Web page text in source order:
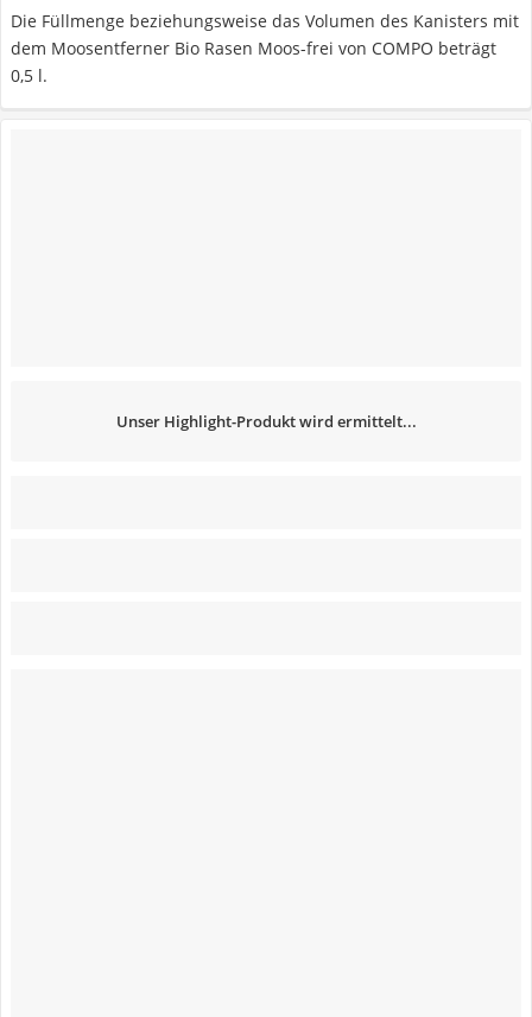
Die Füllmenge beziehungsweise das Volumen des Kanisters mit
dem Moosentferner Bio Rasen Moos-frei von COMPO beträgt
0,5 l.
Unser Highlight-Produkt wird ermittelt...